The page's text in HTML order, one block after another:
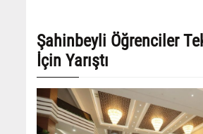
Şahinbeyli Öğrenciler
İçin Yarıştı